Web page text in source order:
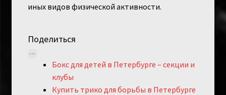
иных видов физической активности.
Поделиться
Бокс для детей в Петербурге – секции и
клубы
Купить трико для борьбы в Петербурге